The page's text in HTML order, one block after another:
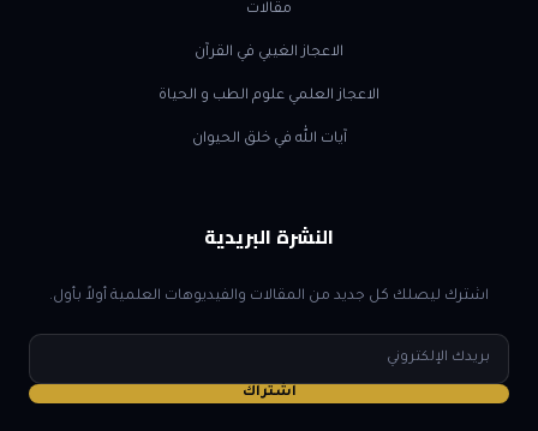
مقالات
الاعجاز الغيبي في القرآن
الاعجاز العلمي علوم الطب و الحياة
آيات الله في خلق الحيوان
النشرة البريدية
اشترك ليصلك كل جديد من المقالات والفيديوهات العلمية أولاً بأول.
البريد
الإلكتروني
اشتراك